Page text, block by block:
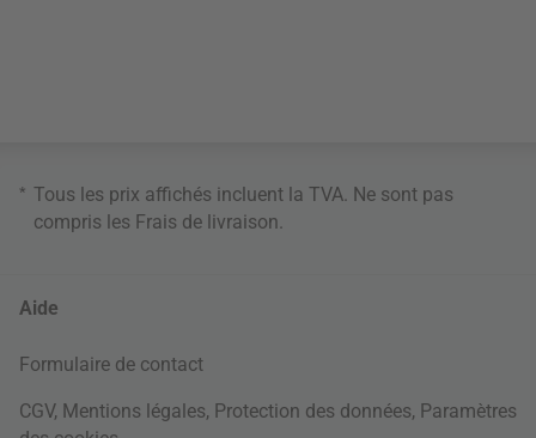
* Tous les prix affichés incluent la TVA. Ne sont pas
compris les Frais de livraison.
Aide
Formulaire de contact
CGV, Mentions légales, Protection des données, Paramètres